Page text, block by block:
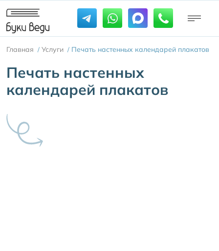
Главная / Услуги / Печать настенных календарей плакатов
Печать настенных
календарей плакатов